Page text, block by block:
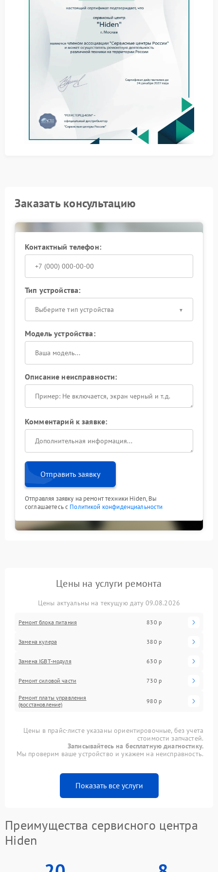
Отключите ИБП от сети и нагрузки — это исключит
риск нештатных ситуаций.
Не пытайтесь разбирать корпус самостоятельно:
внутренние цепи чувствительны к вмешательству.
Обратитесь в сервисный центр Hiden для
профессиональной оценки состояния устройства.
Ремонт Hiden выполняется с учетом заводских
оригинальные компоненты и методики,
позволяющие вернуть устройству рабочие
соответствие заявленным параметрам.
Доверьте восстановление ИБП опытным мастерам —
это оптимальный способ вернуть технике
Заказать консультацию
Контактный телефон:
Тип устройства:
Выберите тип устройства
Модель устройства:
Описание неисправности:
Комментарий к заявке:
Отправить заявку
Отправляя заявку на ремонт техники Hiden, Вы
соглашаетесь с Политикой конфиденциальности
Цены на услуги ремонта
Цены актуальны на текущую дату 09.08.2026
Ремонт блока питания 830 р
Замена кулера 380 р
Замена IGBT-модуля 630 р
Ремонт силовой части 730 р
Ремонт платы управления
(восстановление)
980 р
Цены в прайс-листе указаны ориентировочные, без учета
стоимости запчастей.
Записывайтесь на бесплатную диагностику.
Мы проверим ваше устройство и укажем на неисправность.
Показать все услуги
Преимущества сервисного центра
Hiden